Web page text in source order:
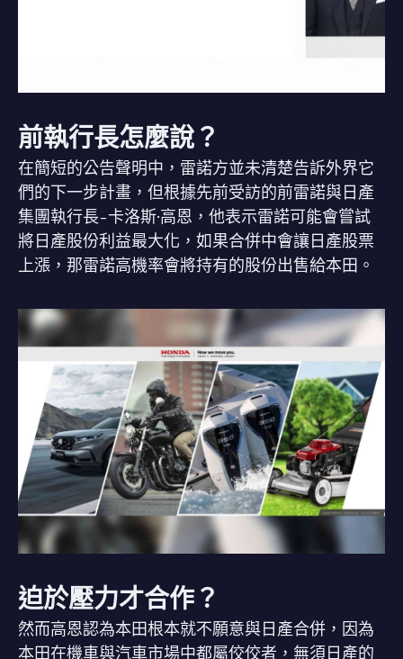
前執行長怎麼說？
在簡短的公告聲明中，雷諾方並未清楚告訴外界它
們的下一步計畫，但根據先前受訪的前雷諾與日產
集團執行長-卡洛斯·高恩，他表示雷諾可能會嘗試
將日產股份利益最大化，如果合併中會讓日產股票
上漲，那雷諾高機率會將持有的股份出售給本田。
迫於壓力才合作？
然而高恩認為本田根本就不願意與日產合併，因為
本田在機車與汽車市場中都屬佼佼者，無須日產的